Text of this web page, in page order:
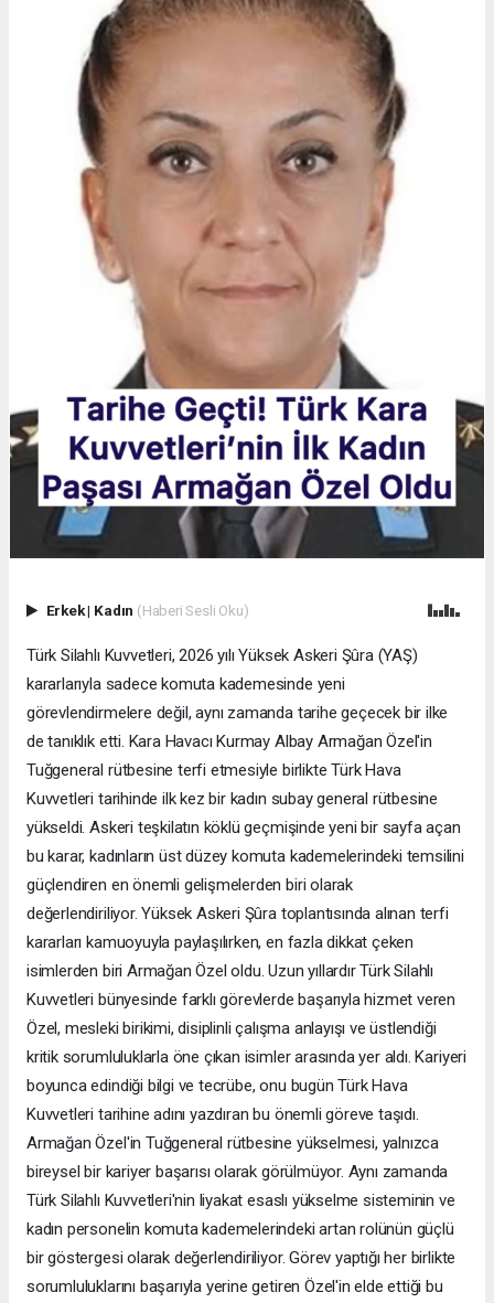
Erkek| Kadın (Haberi Sesli Oku)
Türk Silahlı Kuvvetleri, 2026 yılı Yüksek Askeri Şûra (YAŞ)
kararlarıyla sadece komuta kademesinde yeni
görevlendirmelere değil, aynı zamanda tarihe geçecek bir ilke
de tanıklık etti. Kara Havacı Kurmay Albay Armağan Özel'in
Tuğgeneral rütbesine terfi etmesiyle birlikte Türk Hava
Kuvvetleri tarihinde ilk kez bir kadın subay general rütbesine
yükseldi. Askeri teşkilatın köklü geçmişinde yeni bir sayfa açan
bu karar, kadınların üst düzey komuta kademelerindeki temsilini
güçlendiren en önemli gelişmelerden biri olarak
değerlendiriliyor. Yüksek Askeri Şûra toplantısında alınan terfi
kararları kamuoyuyla paylaşılırken, en fazla dikkat çeken
isimlerden biri Armağan Özel oldu. Uzun yıllardır Türk Silahlı
Kuvvetleri bünyesinde farklı görevlerde başarıyla hizmet veren
Özel, mesleki birikimi, disiplinli çalışma anlayışı ve üstlendiği
kritik sorumluluklarla öne çıkan isimler arasında yer aldı. Kariyeri
boyunca edindiği bilgi ve tecrübe, onu bugün Türk Hava
Kuvvetleri tarihine adını yazdıran bu önemli göreve taşıdı.
Armağan Özel'in Tuğgeneral rütbesine yükselmesi, yalnızca
bireysel bir kariyer başarısı olarak görülmüyor. Aynı zamanda
Türk Silahlı Kuvvetleri'nin liyakat esaslı yükselme sisteminin ve
kadın personelin komuta kademelerindeki artan rolünün güçlü
bir göstergesi olarak değerlendiriliyor. Görev yaptığı her birlikte
sorumluluklarını başarıyla yerine getiren Özel'in elde ettiği bu